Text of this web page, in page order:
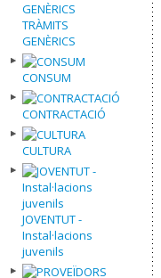
TRÀMITS
GENÈRICS
CONSUM
CONTRACTACIÓ
CULTURA
JOVENTUT -
Instal·lacions
juvenils